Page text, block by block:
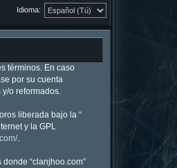
Idioma:
términos. En caso
por su cuenta
o reformados.
liberada bajo la “
y la GPL
.
“clanjhoo.com”